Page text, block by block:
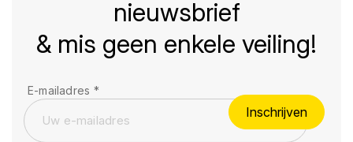
nieuwsbrief
& mis geen enkele veiling!
E-mailadres *
Inschrijven